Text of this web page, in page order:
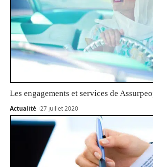
Les engagements et services de
Actualité 27 juillet 2020